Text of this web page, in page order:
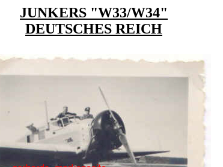
JUNKERS "W33/W34"
DEUTSCHES REICH